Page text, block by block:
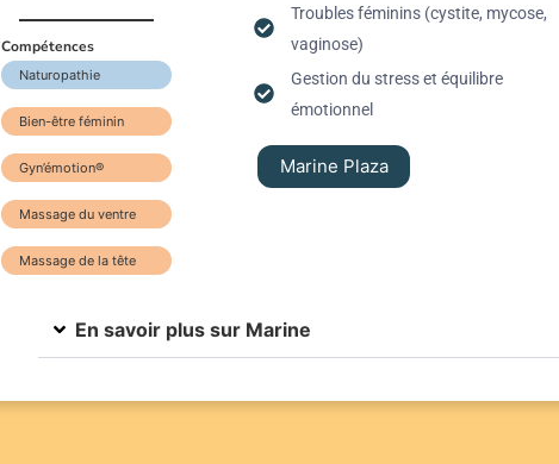
Compétences
Naturopathie
Bien-être féminin
Gyn’émotion®
Massage du ventre
Massage de la tête
Troubles féminins (cystite, mycose,
vaginose)
Gestion du stress et équilibre
émotionnel
Marine Plaza
En savoir plus sur Marine